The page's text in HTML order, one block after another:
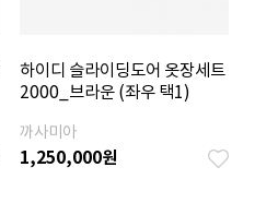
하이디 슬라이딩도어 옷장세트
2000_브라운 (좌우 택1)
까사미아
1,250,000원